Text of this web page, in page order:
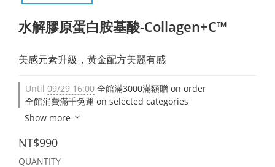
水解膠原蛋白胺基酸-Collagen+C™
美感元素升級，黃金配方美麗有感
Until 09/29 16:00 全館滿3000滿額贈 on order
全館消費滿千免運 on selected categories
Show more
NT$990
QUANTITY